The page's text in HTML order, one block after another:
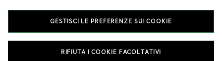
GESTISCI LE PREFERENZE SUI COOKIE
RIFIUTA I COOKIE FACOLTATIVI